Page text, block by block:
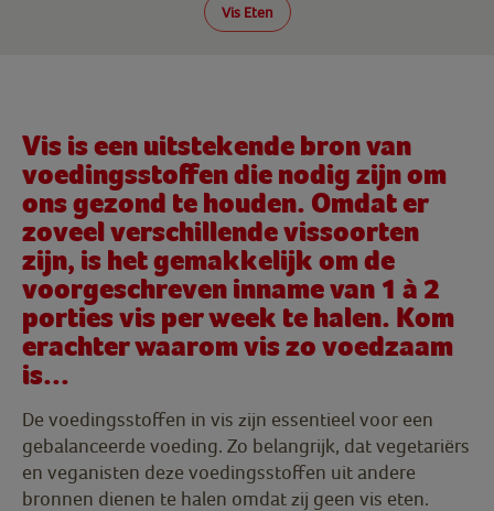
Vis Eten
Vis is een uitstekende bron van
voedingsstoffen die nodig zijn om
ons gezond te houden. Omdat er
zoveel verschillende vissoorten
zijn, is het gemakkelijk om de
voorgeschreven inname van 1 à 2
porties vis per week te halen. Kom
erachter waarom vis zo voedzaam
is...
De voedingsstoffen in vis zijn essentieel voor een
gebalanceerde voeding. Zo belangrijk, dat vegetariërs
en veganisten deze voedingsstoffen uit andere
bronnen dienen te halen omdat zij geen vis eten.